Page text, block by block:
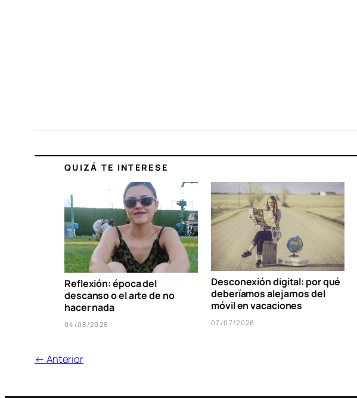
QUIZÁ TE INTERESE
Reflexión: época del
descanso o el arte de no
hacer nada
04/08/2026
Desconexión digital: por qué
deberíamos alejarnos del
móvil en vacaciones
07/07/2026
← Anterior